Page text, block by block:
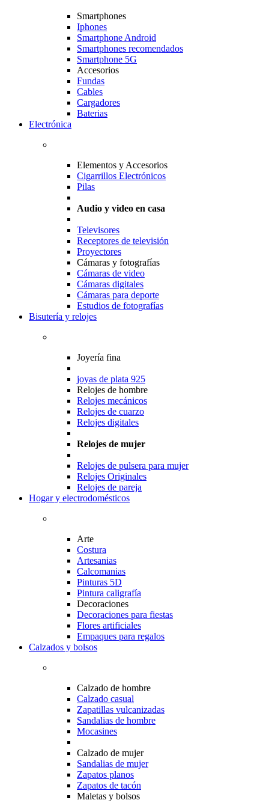
Smartphones
Iphones
Smartphone Android
Smartphones recomendados
Smartphone 5G
Accesorios
Fundas
Cables
Cargadores
Baterias
Electrónica
Elementos y Accesorios
Cigarrillos Electrónicos
Pilas
Audio y video en casa
Televisores
Receptores de televisión
Proyectores
Cámaras y fotografías
Cámaras de video
Cámaras digitales
Cámaras para deporte
Estudios de fotografías
Bisutería y relojes
Joyería fina
joyas de plata 925
Relojes de hombre
Relojes mecánicos
Relojes de cuarzo
Relojes digitales
Relojes de mujer
Relojes de pulsera para mujer
Relojes Originales
Relojes de pareja
Hogar y electrodomésticos
Arte
Costura
Artesanias
Calcomanias
Pinturas 5D
Pintura caligrafía
Decoraciones
Decoraciones para fiestas
Flores artificiales
Empaques para regalos
Calzados y bolsos
Calzado de hombre
Calzado casual
Zapatillas vulcanizadas
Sandalias de hombre
Mocasines
Calzado de mujer
Sandalias de mujer
Zapatos planos
Zapatos de tacón
Maletas y bolsos